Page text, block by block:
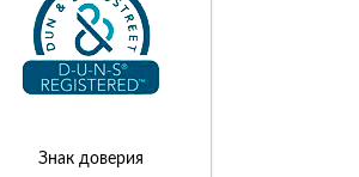
Знак доверия